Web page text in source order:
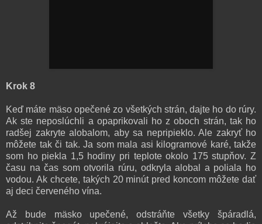
Krok 8
Keď máte mäso opečené zo všetkých strán, dajte ho do rúry.
Ak ste neposlúchli a opaprikovali ho z oboch strán, tak ho
radšej zakryte alobalom, aby sa nepripieklo. Ale zakryť ho
môžete tak či tak. Ja som mala asi kilogramové karé, takže
som ho piekla 1,5 hodiny pri teplote okolo 175 stupňov. Z
času na čas som otvorila rúru, odkryla alobal a poliala ho
vodou. Ak chcete, takých 20 minút pred koncom môžete dať
aj deci červeného vína.
Až bude mäsko upečené, odstráňte všetky špáradlá,